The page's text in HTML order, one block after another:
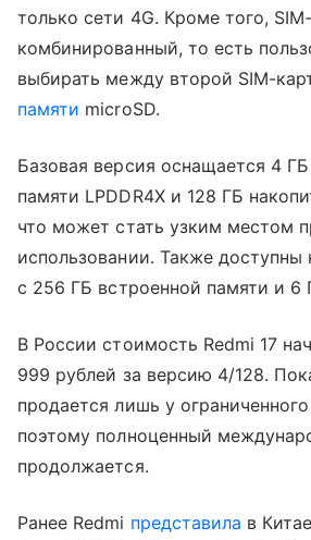
только сети 4G. Кроме того,
комбинированный, то есть
выбирать между второй SIM-
памяти microSD.
Базовая версия оснащается 4
памяти LPDDR4X и 128 ГБ
что может стать узким местом
использовании. Также доступны
с 256 ГБ встроенной памяти и 6
В России стоимость Redmi 17
999 рублей за версию 4/128.
продается лишь у
поэтому полноценный
продолжается.
Ранее Redmi представила в